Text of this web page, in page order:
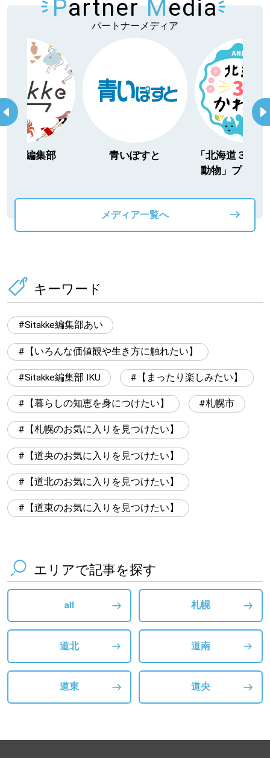
Partner Media
パートナーメディア
編集部 青いぽすと
「北海道３大
動物」プロジ
メディア一覧へ
キーワード
Sitakke編集部あい
【いろんな価値観や生き方に触れたい】
Sitakke編集部 IKU 【まったり楽しみたい】
【暮らしの知恵を身につけたい】 札幌市
【札幌のお気に入りを見つけたい】
【道央のお気に入りを見つけたい】
【道北のお気に入りを見つけたい】
【道東のお気に入りを見つけたい】
エリアで記事を探す
all 札幌
道北 道南
道東 道央